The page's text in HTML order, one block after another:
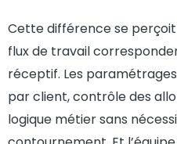
Cette différence se perçoit
flux de travail
réceptif. Les
par client, contrôle des
logique métier sans